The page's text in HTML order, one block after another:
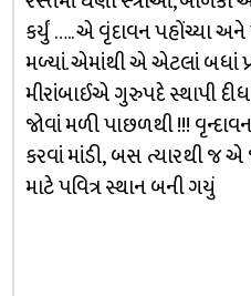
કર્યું ….. એ વૃંદાવન પહોંચ્યા
મળ્યાં. એમાંથી એ એટલાં બધાં
મીરાંબાઈએ ગુરુપદે સ્થાપી
જોવાં મળી પાછળથી !!!
કરવાં માંડી, બસ ત્યારથી જ એ
માટે પવિત્ર સ્થાન બની ગયું